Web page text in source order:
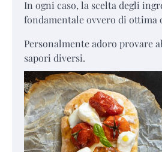
In ogni caso, la scelta degli
fondamentale ovvero di ottima
Personalmente adoro provare
sapori diversi.